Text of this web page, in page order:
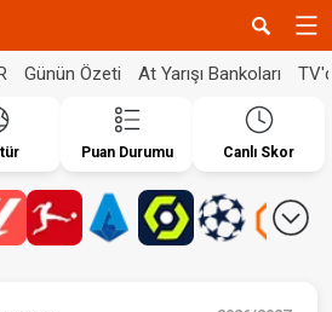
Günün Özeti At Yarışı Bankoları
Puan Durumu Canlı Skor